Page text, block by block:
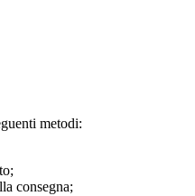
metodi:
consegna;